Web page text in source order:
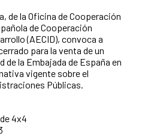
de la Oficina de Cooperación
de Cooperación
(AECID), convoca a
para la venta de un
la Embajada de España en
vigente sobre el
Públicas.
4x4